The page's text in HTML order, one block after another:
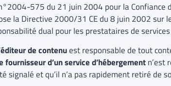
575 du 21 juin 2004 pour la Confiance
la Directive 2000/31 CE du 8 juin 2002 sur
dual pour les prestataires de
de contenuest responsable de tout
fournisseur d’un service d’hébergementn’est
signalé et qu’il n’a pas rapidement retiré de